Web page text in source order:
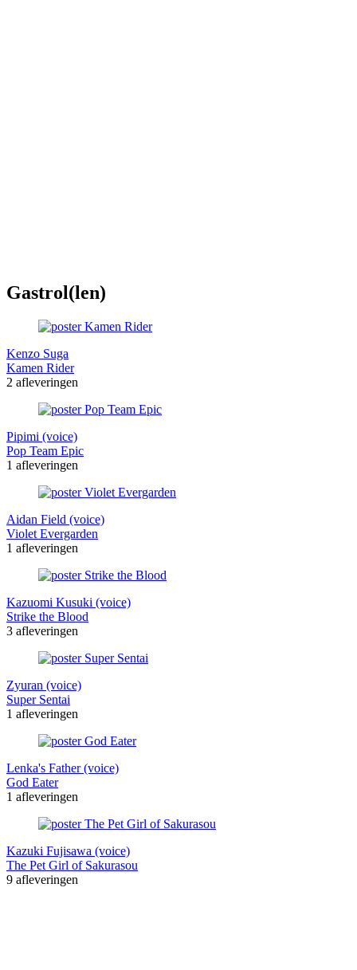
Gastrol(len)
Kenzo Suga
Kamen Rider
2 afleveringen
Pipimi (voice)
Pop Team Epic
1 afleveringen
Aidan Field (voice)
Violet Evergarden
1 afleveringen
Kazuomi Kusuki (voice)
Strike the Blood
3 afleveringen
Zyuran (voice)
Super Sentai
1 afleveringen
Lenka's Father (voice)
God Eater
1 afleveringen
Kazuki Fujisawa (voice)
The Pet Girl of Sakurasou
9 afleveringen